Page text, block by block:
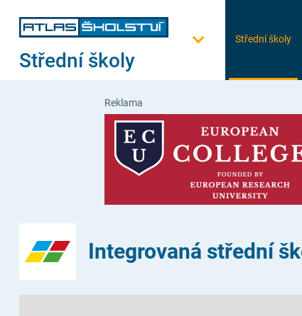
Střední školy
Střední školy
Reklama
Integrovaná střední